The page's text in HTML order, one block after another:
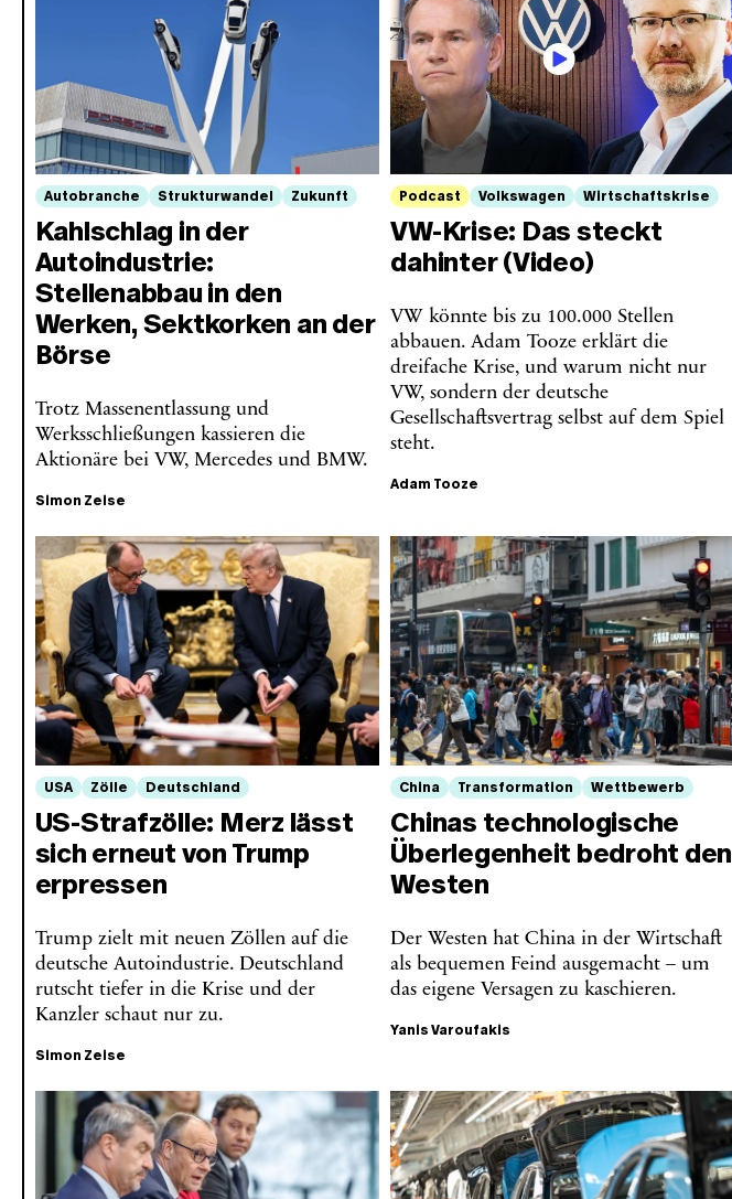
Autobranche Strukturwandel Zukunft
Kahlschlag in der
Autoindustrie:
Stellenabbau in den
Werken, Sektkorken an der
Börse
Trotz Massenentlassung und
Werksschließungen kassieren die
Aktionäre bei VW, Mercedes und BMW.
Simon Zeise
Podcast Volkswagen Wirtschaftskrise
VW-Krise: Das steckt
dahinter (Video)
VW könnte bis zu 100.000 Stellen
abbauen. Adam Tooze erklärt die
dreifache Krise, und warum nicht nur
VW, sondern der deutsche
Gesellschaftsvertrag selbst auf dem Spiel
steht.
Adam Tooze
USA Zölle Deutschland
US-Strafzölle: Merz lässt
sich erneut von Trump
erpressen
Trump zielt mit neuen Zöllen auf die
deutsche Autoindustrie. Deutschland
rutscht tiefer in die Krise und der
Kanzler schaut nur zu.
Simon Zeise
China Transformation Wettbewerb
Chinas technologische
Überlegenheit bedroht den
Westen
Der Westen hat China in der Wirtschaft
als bequemen Feind ausgemacht – um
das eigene Versagen zu kaschieren.
Yanis Varoufakis